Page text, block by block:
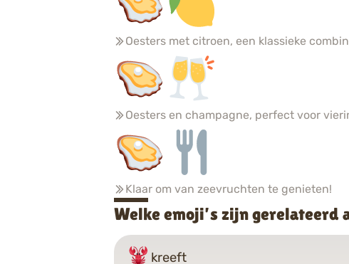
Oesters met citroen, een klassieke
Oesters en champagne, perfect voor
Klaar om van zeevruchten te genieten!
Welke emoji’s zijn gerelateerd
kreeft